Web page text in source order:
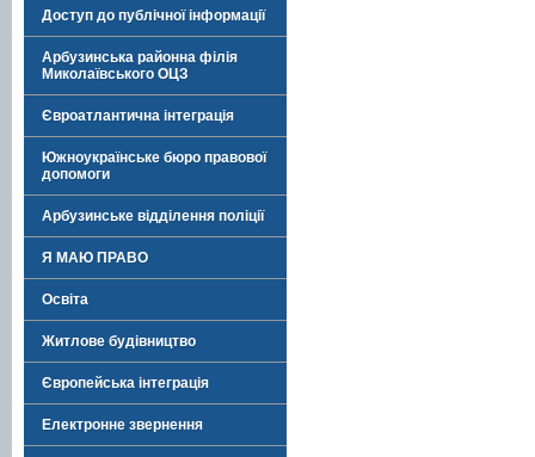
Доступ до публічної інформації
Арбузинська районна філія
Миколаївського ОЦЗ
Євроатлантична інтеграція
Южноукраїнське бюро правової
допомоги
Арбузинське відділення поліції
Я МАЮ ПРАВО
Освіта
Житлове будівництво
Європейська інтеграція
Електронне звернення